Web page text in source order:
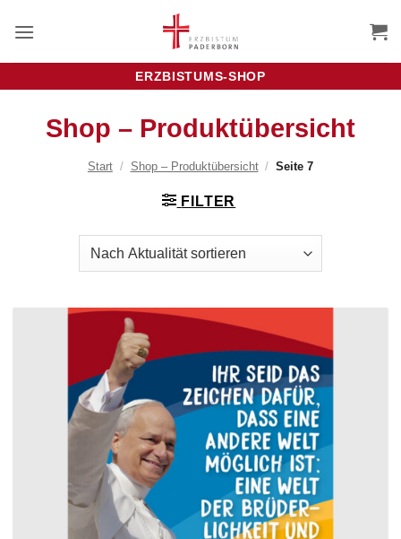
Inhalt
ERZBISTUMS-SHOP
Shop – Produktübersicht
Start / Shop – Produktübersicht / Seite 7
FILTER